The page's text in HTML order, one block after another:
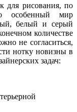
для рисования, по
мир
белый и серый
количестве
не согласиться,
нотку новизны в
задач: